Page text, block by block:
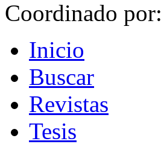
Coordinado por:
Inicio
Buscar
Revistas
Tesis